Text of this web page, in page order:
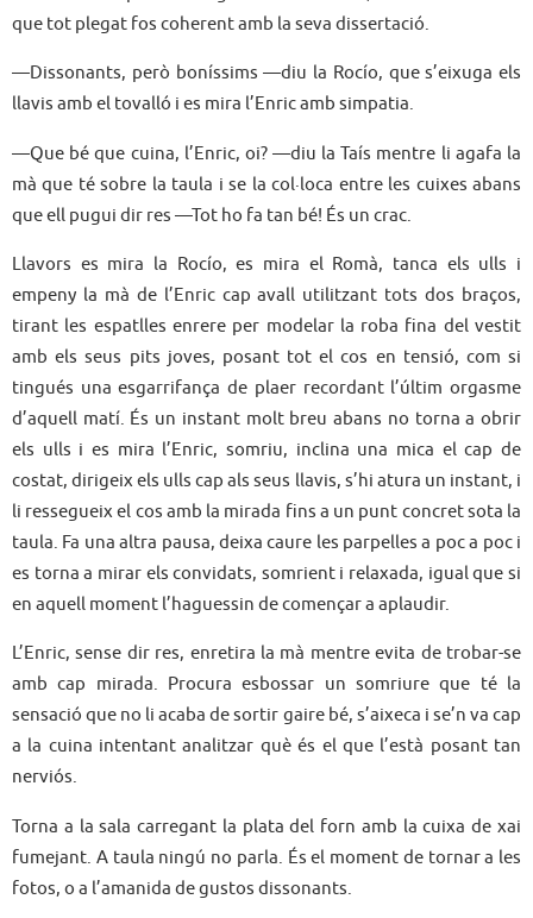
que tot plegat fos coherent amb la seva dissertació.
—Dissonants, però boníssims —diu la Rocío, que s’eixuga els
llavis amb el tovalló i es mira l’Enric amb simpatia.
—Que bé que cuina, l’Enric, oi? —diu la Taís mentre li agafa la
mà que té sobre la taula i se la col·loca entre les cuixes abans
que ell pugui dir res —Tot ho fa tan bé! És un crac.
Llavors es mira la Rocío, es mira el Romà, tanca els ulls i
empeny la mà de l’Enric cap avall utilitzant tots dos braços,
tirant les espatlles enrere per modelar la roba fina del vestit
amb els seus pits joves, posant tot el cos en tensió, com si
tingués una esgarrifança de plaer recordant l’últim orgasme
d’aquell matí. És un instant molt breu abans no torna a obrir
els ulls i es mira l’Enric, somriu, inclina una mica el cap de
costat, dirigeix els ulls cap als seus llavis, s’hi atura un instant, i
li ressegueix el cos amb la mirada fins a un punt concret sota la
taula. Fa una altra pausa, deixa caure les parpelles a poc a poc i
es torna a mirar els convidats, somrient i relaxada, igual que si
en aquell moment l’haguessin de començar a aplaudir.
L’Enric, sense dir res, enretira la mà mentre evita de trobar-se
amb cap mirada. Procura esbossar un somriure que té la
sensació que no li acaba de sortir gaire bé, s’aixeca i se’n va cap
a la cuina intentant analitzar què és el que l’està posant tan
nerviós.
Torna a la sala carregant la plata del forn amb la cuixa de xai
fumejant. A taula ningú no parla. És el moment de tornar a les
fotos, o a l’amanida de gustos dissonants.